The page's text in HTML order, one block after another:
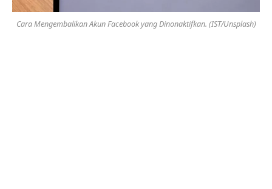
Cara Mengembalikan Akun Facebook yang Dinonaktifkan. (IST/Unsplash)